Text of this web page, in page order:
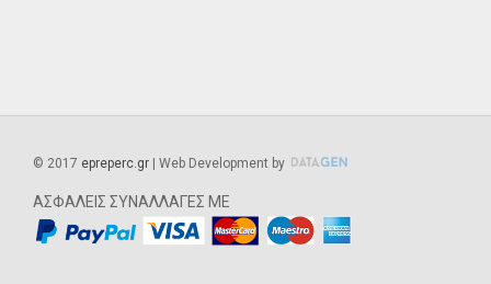
© 2017 epreperc.gr | Web Development by
ΑΣΦΑΛΕΙΣ ΣΥΝΑΛΛΑΓΕΣ ΜΕ